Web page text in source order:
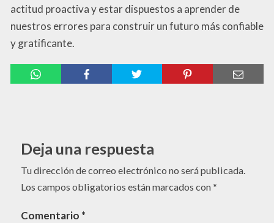
actitud proactiva y estar dispuestos a aprender de
nuestros errores para construir un futuro más confiable
y gratificante.
Deja una respuesta
Tu dirección de correo electrónico no será publicada.
Los campos obligatorios están marcados con*
Comentario *